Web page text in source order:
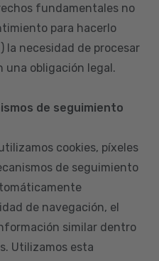
fundamentales no
para hacerlo
la necesidad de procesar
una obligación legal.
de seguimiento
cookies, píxeles
de seguimiento
de navegación, el
similar dentro
Utilizamos esta